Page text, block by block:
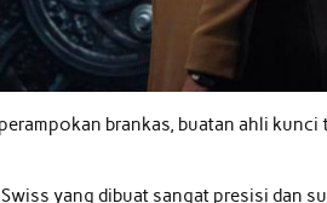
brankas, buatan ahli kunci
yang dibuat sangat presisi dan